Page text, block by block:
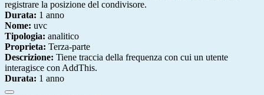
registrare la posizione del condivisore.
Durata: 1 anno
Nome: uvc
Tipologia: analitico
Proprieta: Terza-parte
Descrizione: Tiene traccia della frequenza con cui un utente
interagisce con AddThis.
Durata: 1 anno